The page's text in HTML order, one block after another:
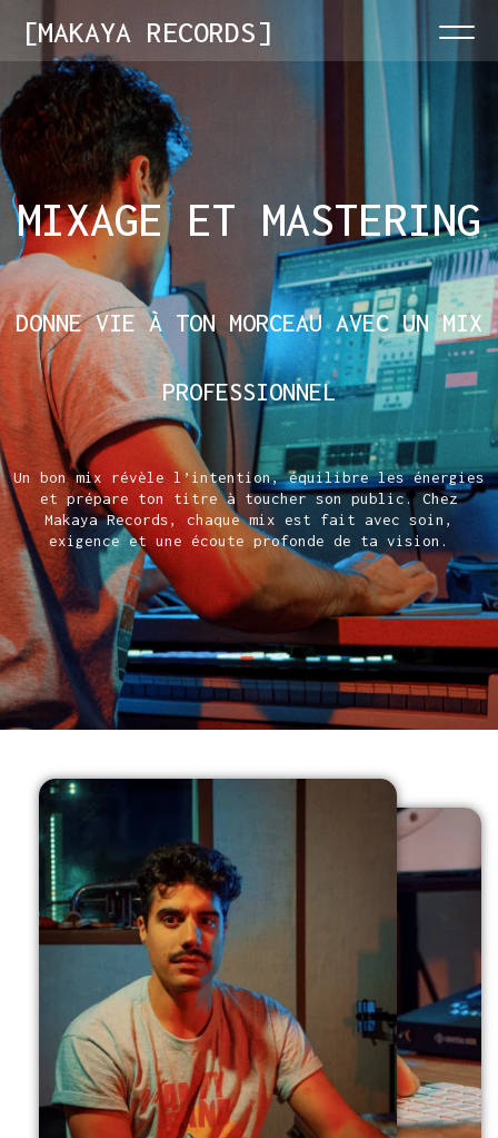
MAKAYA RECORDS
MIXAGE ET MASTERING
DONNE VIE À TON MORCEAU AVEC UN MIX
PROFESSIONNEL
Un bon mix révèle l’intention, équilibre les énergies
et prépare ton titre à toucher son public. Chez
Makaya Records, chaque mix est fait avec soin,
exigence et une écoute profonde de ta vision.